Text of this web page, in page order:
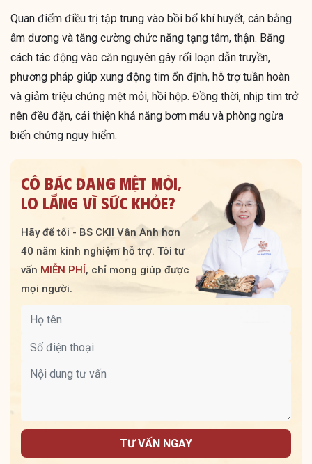
Quan điểm điều trị tập trung vào bồi bổ khí huyết, cân bằng
âm dương và tăng cường chức năng tạng tâm, thận. Bằng
cách tác động vào căn nguyên gây rối loạn dẫn truyền,
phương pháp giúp xung động tim ổn định, hỗ trợ tuần hoàn
và giảm triệu chứng mệt mỏi, hồi hộp. Đồng thời, nhịp tim trở
nên đều đặn, cải thiện khả năng bơm máu và phòng ngừa
biến chứng nguy hiểm.
CÔ BÁC ĐANG MỆT MỎI,
LO LẮNG VÌ SỨC KHỎE?
Hãy để tôi - BS CKII Vân Anh hơn
40 năm kinh nghiệm hỗ trợ. Tôi tư
vấn MIỄN PHÍ, chỉ mong giúp được
mọi người.
TƯ VẤN NGAY